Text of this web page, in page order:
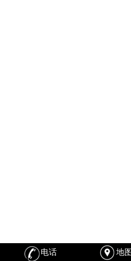
电话 地图